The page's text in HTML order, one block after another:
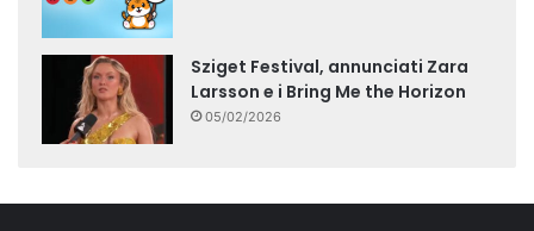
Sziget Festival, annunciati Zara
Larsson e i Bring Me the Horizon
05/02/2026